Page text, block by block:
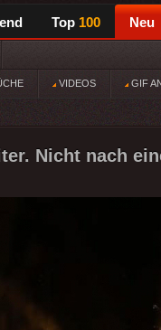
Top 100 Neu
VIDEOS GIF
Nicht nach